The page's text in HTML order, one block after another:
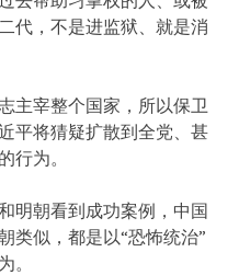
代，不是进监狱、就是消
主宰整个国家，所以保卫
平将猜疑扩散到全党、甚
行为。
明朝看到成功案例，中国
类似，都是以“恐怖统治”
。